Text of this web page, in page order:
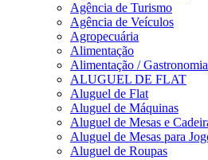
Agência de Turismo
Agência de Veículos
Agropecuária
Alimentação
Alimentação / Gastronomia
ALUGUEL DE FLAT
Aluguel de Flat
Aluguel de Máquinas
Aluguel de Mesas e
Aluguel de Mesas para
Aluguel de Roupas